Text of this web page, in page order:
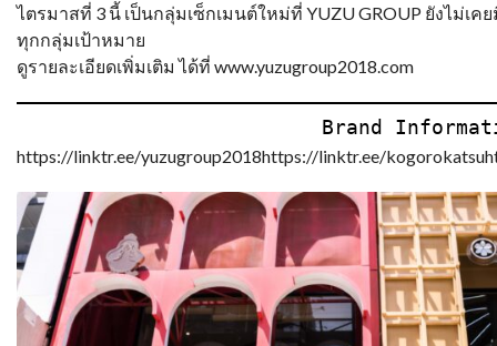
ไตรมาสที่ 3 นี้ เป็นกลุ่มเซ็กเมนต์ใหม่ที่ YUZU GROUP ยังไม่เ
ทุกกลุ่มเป้าหมาย
ดูรายละเอียดเพิ่มเติม ได้ที่ www.yuzugroup2018.com
Brand
https://linktr.ee/yuzugroup2018https://linktr.ee/